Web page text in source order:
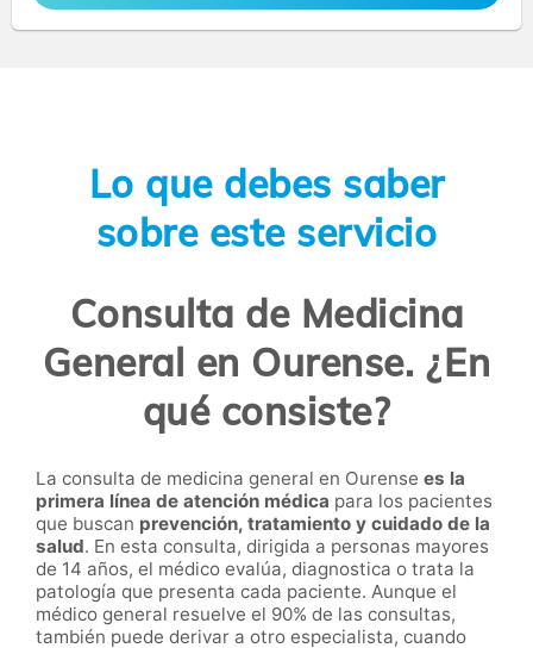
Lo que debes saber
sobre este servicio
Consulta de Medicina
General en Ourense. ¿En
qué consiste?
La consulta de medicina general en Ourense es la
primera línea de atención médica para los pacientes
que buscan prevención, tratamiento y cuidado de la
salud. En esta consulta, dirigida a personas mayores
de 14 años, el médico evalúa, diagnostica o trata la
patología que presenta cada paciente. Aunque el
médico general resuelve el 90% de las consultas,
también puede derivar a otro especialista, cuando